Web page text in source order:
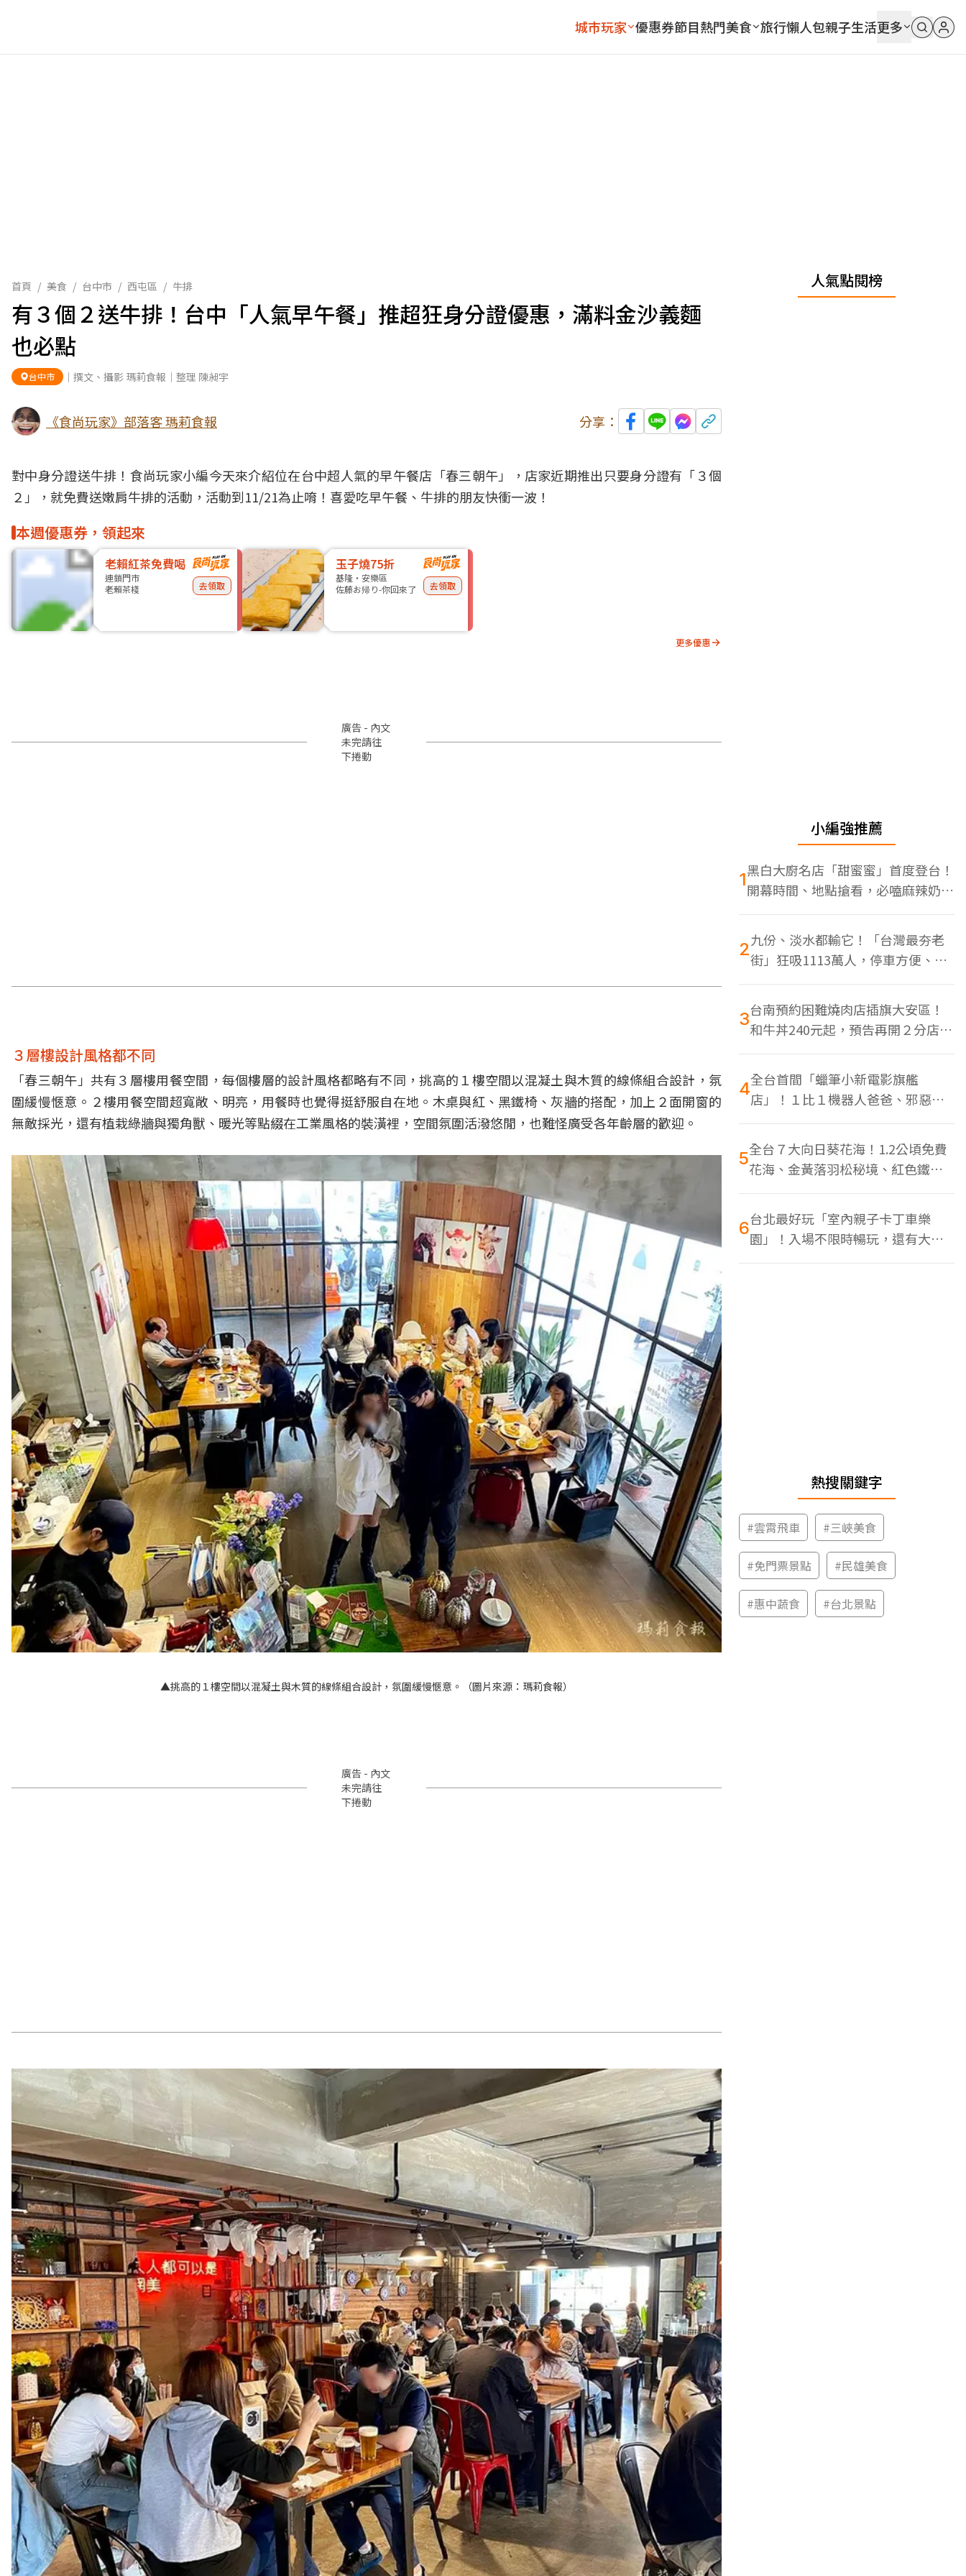
城市玩家 優惠券節目熱門美食 旅行懶人包親子生活更多
首頁 / 美食 / 台中市 / 西屯區 / 牛排
有３個２送牛排！台中「人氣早午餐」推超狂身分證優惠，滿料金沙義麵
也必點
台中市 ｜撰文、攝影 瑪莉食報｜整理 陳昶宇
《食尚玩家》部落客 瑪莉食報 分享：
對中身分證送牛排 ！食尚玩家小編今天來介紹位在台中超人氣的早午餐店「春三朝午」，店家近期推出只要身分證有「３個
２」，就免費送嫩肩牛排的活動，活動到11/21為止唷！喜愛吃早午餐、牛排的朋友快衝一波！
本週優惠券，領起來
老賴紅茶免費喝
連鎖門市
老賴茶棧
去領取
玉子燒75折
基隆・安樂區
佐藤お帰り-你回來了
去領取
更多優惠
廣告 - 內文
未完請往
下捲動
３層樓設計風格都不同
「春三朝午」共有３層樓用餐空間，每個樓層的設計風格都略有不同，挑高的１樓空間以混凝土與木質的線條組合設計，氛
圍緩慢愜意。２樓用餐空間超寬敞、明亮，用餐時也覺得挺舒服自在地。木桌與紅、黑鐵椅、灰牆的搭配，加上２面開窗的
無敵採光，還有植栽綠牆與獨角獸、暖光等點綴在工業風格的裝潢裡，空間氛圍活潑悠閒，也難怪廣受各年齡層的歡迎。
▲挑高的１樓空間以混凝土與木質的線條組合設計，氛圍緩慢愜意。（圖片來源： 瑪莉食報）
廣告 - 內文
未完請往
下捲動
人氣點閱榜
小編強推薦
1黑白大廚名店「甜蜜蜜」首度登台！
開幕時間、地點搶看，必嗑麻辣奶油
蝦
2九份、淡水都輸它！「台灣最夯老
街」狂吸1113萬人，停車方便、特
色美食多
3台南預約困難燒肉店插旗大安區！
和牛丼240元起，預告再開２分店、
地點曝光
4全台首間「蠟筆小新電影旗艦
店」！１比１機器人爸爸、邪惡正
男，百款周邊買翻
5全台７大向日葵花海！1.2公頃免費
花海、金黃落羽松秘境、紅色鐵橋
同框
6台北最好玩「室內親子卡丁車樂
園」！入場不限時暢玩，還有大螢
幕Switch遊戲區
熱搜關鍵字
#雲霄飛車 #三峽美食
#免門票景點 #民雄美食
#惠中蔬食 #台北景點